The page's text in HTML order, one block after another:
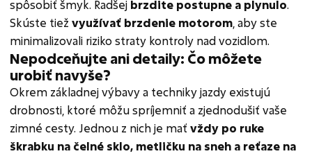
spôsobiť šmyk. Radšej brzdite postupne a plynulo.
Skúste tiež využívať brzdenie motorom , aby ste
minimalizovali riziko straty kontroly nad vozidlom.
Nepodceňujte ani detaily: Čo môžete
urobiť navyše?
Okrem základnej výbavy a techniky jazdy existujú
drobnosti, ktoré môžu spríjemniť a zjednodušiť vaše
zimné cesty. Jednou z nich je mať vždy po ruke
škrabku na čelné sklo, metličku na sneh a reťaze na